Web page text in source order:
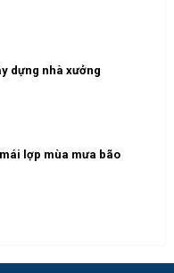
dựng nhà xưởng
lợp mùa mưa bão